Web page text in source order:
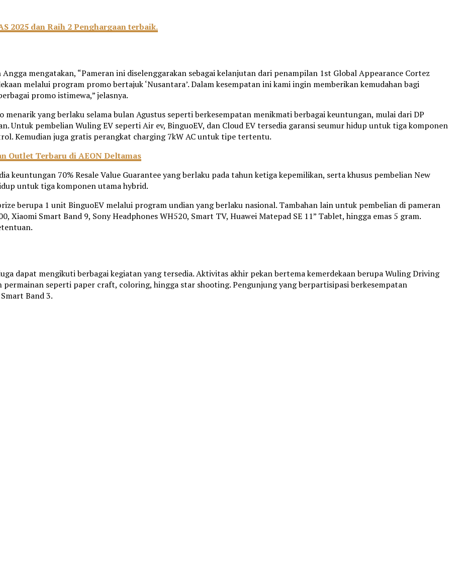
2025 dan Raih 2 Penghargaan terbaik.
mengatakan, “Pameran ini diselenggarakan sebagai kelanjutan dari penampilan 1st Global Appearance Cortez
melalui program promo bertajuk ‘Nusantara’. Dalam kesempatan ini kami ingin memberikan kemudahan bagi
promo istimewa,” jelasnya.
yang berlaku selama bulan Agustus seperti berkesempatan menikmati berbagai keuntungan, mulai dari DP
Untuk pembelian Wuling EV seperti Air ev, BinguoEV, dan Cloud EV tersedia garansi seumur hidup untuk tiga komponen
Kemudian juga gratis perangkat charging 7kW AC untuk tipe tertentu.
Outlet Terbaru di AEON Deltamas
keuntungan 70% Resale Value Guarantee yang berlaku pada tahun ketiga kepemilikan, serta khusus pembelian New
untuk tiga komponen utama hybrid.
berupa 1 unit BinguoEV melalui program undian yang berlaku nasional. Tambahan lain untuk pembelian di pameran
Xiaomi Smart Band 9, Sony Headphones WH520, Smart TV, Huawei Matepad SE 11” Tablet, hingga emas 5 gram.
dapat mengikuti berbagai kegiatan yang tersedia. Aktivitas akhir pekan bertema kemerdekaan berupa Wuling Driving
permainan seperti paper craft, coloring, hingga star shooting. Pengunjung yang berpartisipasi berkesempatan
Band 3.